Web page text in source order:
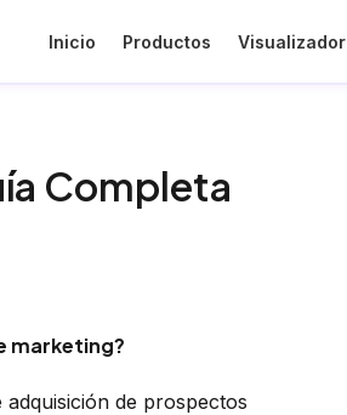
Inicio Productos Visualizador
Completa
marketing?
de prospectos